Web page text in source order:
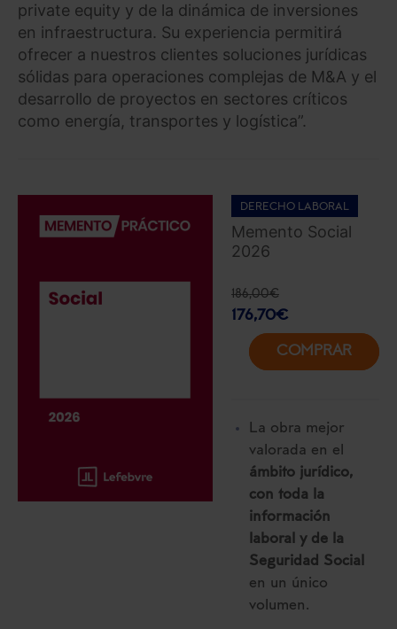
private equity y de la dinámica de inversiones
en infraestructura. Su experiencia permitirá
ofrecer a nuestros clientes soluciones jurídicas
sólidas para operaciones complejas de M&A y el
desarrollo de proyectos en sectores críticos
como energía, transportes y logística”.
DERECHO LABORAL
Memento Social
2026
186,00€
176,70€
COMPRAR
La obra mejor
valorada en el
ámbito jurídico,
con toda la
información
laboral y de la
Seguridad Social
en un único
volumen.